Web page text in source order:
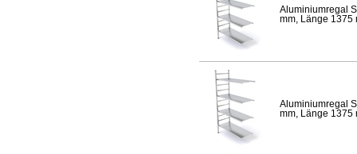
Aluminiumregal
mm, Länge 1375
Aluminiumregal
mm, Länge 1375